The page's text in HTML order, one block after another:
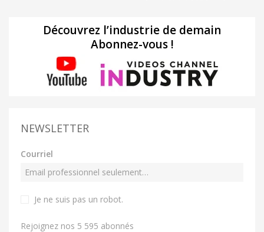
Découvrez l’industrie de demain
Abonnez-vous !
NEWSLETTER
Courriel
Je ne suis pas un robot.
Rejoignez nos 5 595 abonnés